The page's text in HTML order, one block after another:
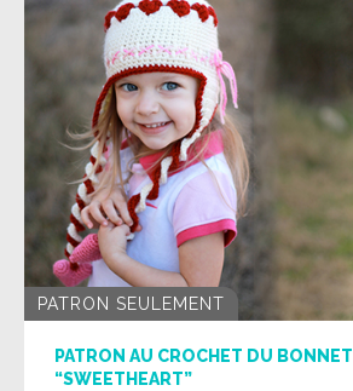
PATRON SEULEMENT
PATRON AU CROCHET DU BONNET
“SWEETHEART”